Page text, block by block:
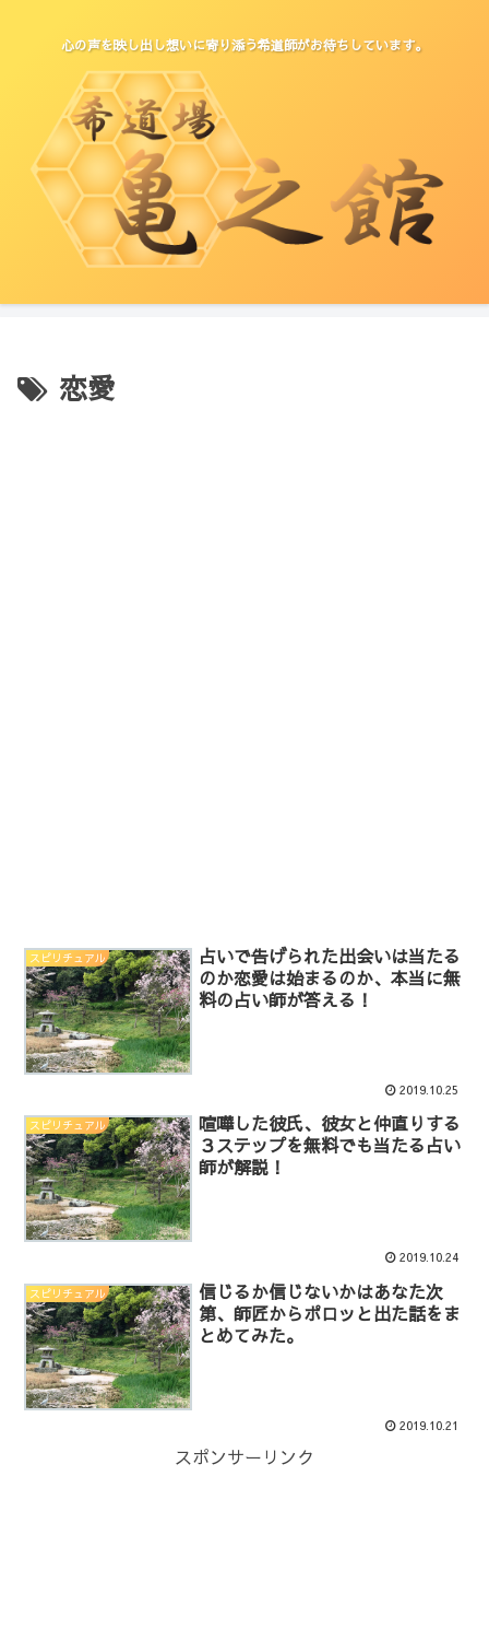
心の声を映し出し想いに寄り添う希道師がお待ちしています。
恋愛
スピリチュアル
占いで告げられた出会いは当たる
のか恋愛は始まるのか、本当に無
料の占い師が答える！
2019.10.25
スピリチュアル
喧嘩した彼氏、彼女と仲直りする
３ステップを無料でも当たる占い
師が解説！
2019.10.24
スピリチュアル
信じるか信じないかはあなた次
第、師匠からポロッと出た話をま
とめてみた。
2019.10.21
スポンサーリンク